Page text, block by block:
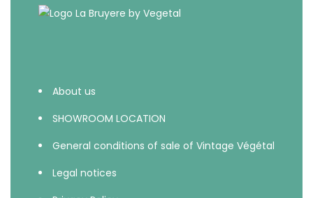
About us
SHOWROOM LOCATION
General conditions of sale of Vintage Végétal
Legal notices